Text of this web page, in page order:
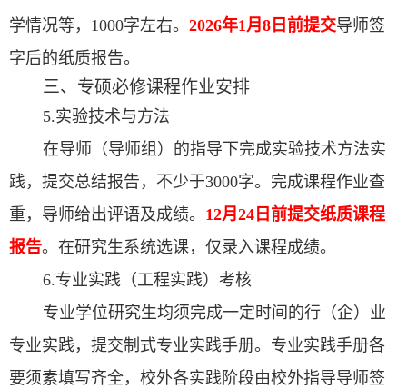
学情况等，1000字左右。 2026年1月8日前提交导师签
字后的纸质报告。
三、专硕必修课程作业安排
5.实验技术与方法
在导师（导师组）的指导下完成实验技术方法实
践，提交总结报告，不少于3000字。 完成课程作业查
重，导师给出评语及成绩。 12月24日前提交纸质课程
报告。在研究生系统选课，仅录入课程成绩。
6.专业实践（工程实践）考核
专业学位研究生均须完成一定时间的行（企）业
专业实践，提交制式专业实践手册。专业实践手册各
要须素填写齐全，校外各实践阶段由校外指导导师签